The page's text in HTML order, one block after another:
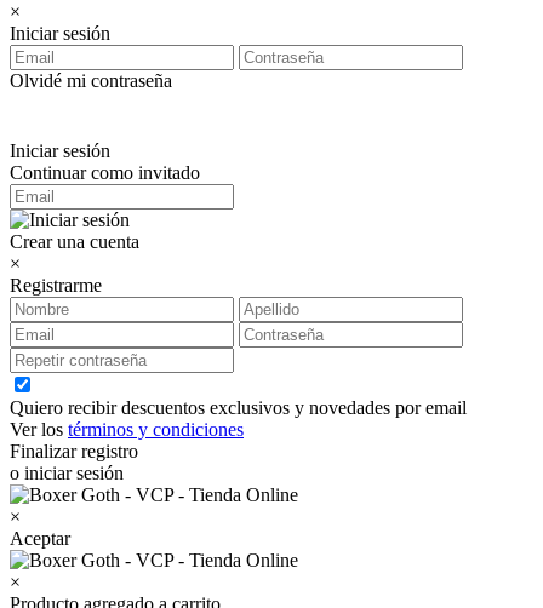
×
Iniciar sesión
Olvidé mi contraseña
Iniciar sesión
Continuar como invitado
Crear una cuenta
×
Registrarme
Quiero recibir descuentos exclusivos y novedades por email
Ver los términos y condiciones
Finalizar registro
o iniciar sesión
×
Aceptar
×
Producto agregado a carrito